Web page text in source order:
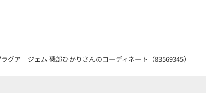
ラグア ジェム 磯部ひかりさんのコーディネート（83569345）